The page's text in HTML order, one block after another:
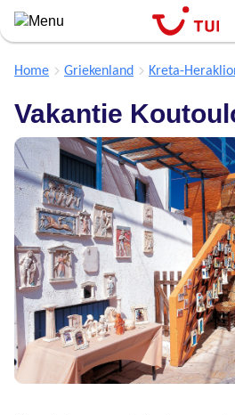
Overslaan
naar
algemene
inhoud
gaan
Home Griekenland Kreta-
Vakantie